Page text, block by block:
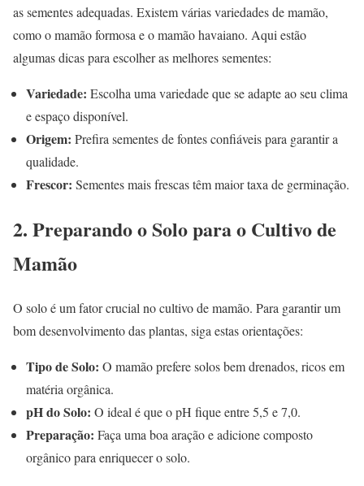
as sementes adequadas. Existem várias variedades de mamão,
como o mamão formosa e o mamão havaiano. Aqui estão
algumas dicas para escolher as melhores sementes:
Variedade: Escolha uma variedade que se adapte ao seu clima
e espaço disponível.
Origem: Prefira sementes de fontes confiáveis para garantir a
qualidade.
Frescor: Sementes mais frescas têm maior taxa de germinação.
2. Preparando o Solo para o Cultivo de
Mamão
O solo é um fator crucial no cultivo de mamão. Para garantir um
bom desenvolvimento das plantas, siga estas orientações:
Tipo de Solo: O mamão prefere solos bem drenados, ricos em
matéria orgânica.
pH do Solo: O ideal é que o pH fique entre 5,5 e 7,0.
Preparação: Faça uma boa aração e adicione composto
orgânico para enriquecer o solo.